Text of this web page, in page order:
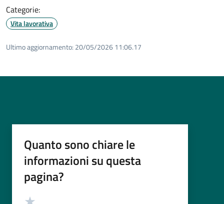
Categorie:
Vita lavorativa
Ultimo aggiornamento: 20/05/2026 11:06.17
Quanto sono chiare le
informazioni su questa
pagina?
Valutazione